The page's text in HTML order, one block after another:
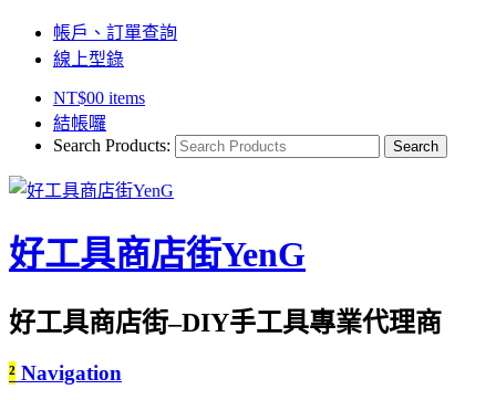
帳戶、訂單查詢
線上型錄
NT$00 items
結帳囉
Search Products:
好工具商店街YenG
好工具商店街–DIY手工具專業代理商
² Navigation